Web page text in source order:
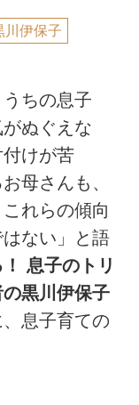
川伊保子
うちの息子
ぬぐえな
けが苦
母さんも、
れらの傾向
ない」と語
息子のトリ
黒川伊保子
息子育ての